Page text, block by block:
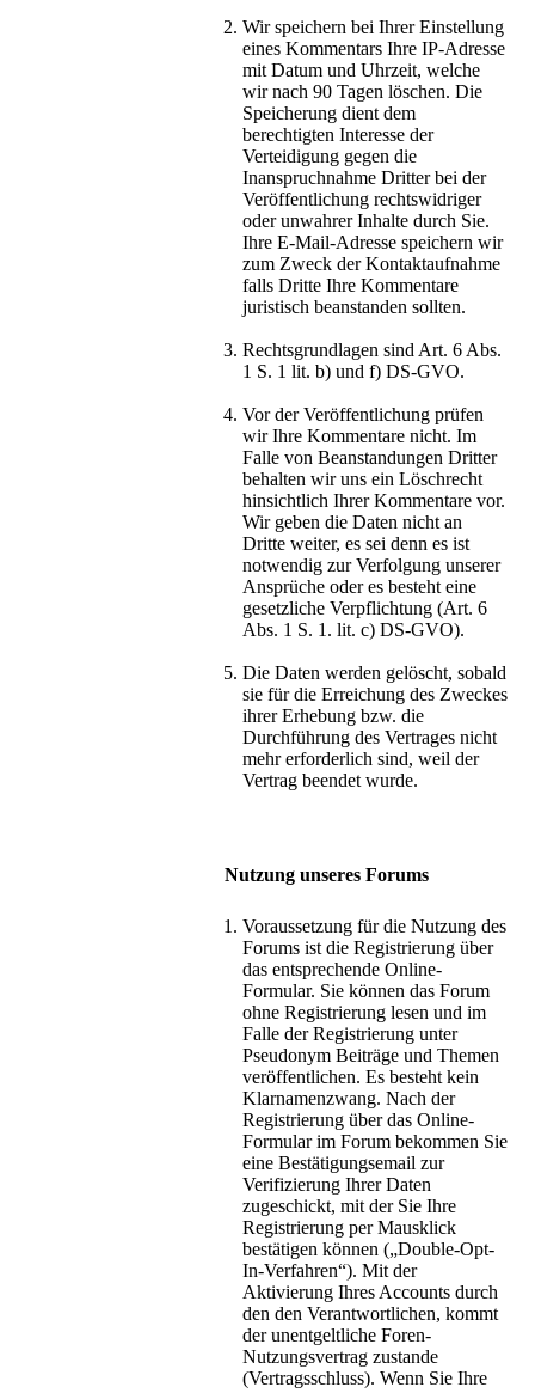
Wir speichern bei Ihrer Einstellung
eines Kommentars Ihre IP-Adresse
mit Datum und Uhrzeit, welche
wir nach 90 Tagen löschen. Die
Speicherung dient dem
berechtigten Interesse der
Verteidigung gegen die
Inanspruchnahme Dritter bei der
Veröffentlichung rechtswidriger
oder unwahrer Inhalte durch Sie.
Ihre E-Mail-Adresse speichern wir
zum Zweck der Kontaktaufnahme
falls Dritte Ihre Kommentare
juristisch beanstanden sollten.
Rechtsgrundlagen sind Art. 6 Abs.
1 S. 1 lit. b) und f) DS-GVO.
Vor der Veröffentlichung prüfen
wir Ihre Kommentare nicht. Im
Falle von Beanstandungen Dritter
behalten wir uns ein Löschrecht
hinsichtlich Ihrer Kommentare vor.
Wir geben die Daten nicht an
Dritte weiter, es sei denn es ist
notwendig zur Verfolgung unserer
Ansprüche oder es besteht eine
gesetzliche Verpflichtung (Art. 6
Abs. 1 S. 1. lit. c) DS-GVO).
Die Daten werden gelöscht, sobald
sie für die Erreichung des Zweckes
ihrer Erhebung bzw. die
Durchführung des Vertrages nicht
mehr erforderlich sind, weil der
Vertrag beendet wurde.
Nutzung unseres Forums
Voraussetzung für die Nutzung des
Forums ist die Registrierung über
das entsprechende Online-
Formular. Sie können das Forum
ohne Registrierung lesen und im
Falle der Registrierung unter
Pseudonym Beiträge und Themen
veröffentlichen. Es besteht kein
Klarnamenzwang. Nach der
Registrierung über das Online-
Formular im Forum bekommen Sie
eine Bestätigungsemail zur
Verifizierung Ihrer Daten
zugeschickt, mit der Sie Ihre
Registrierung per Mausklick
bestätigen können („Double-Opt-
In-Verfahren“). Mit der
Aktivierung Ihres Accounts durch
den den Verantwortlichen, kommt
der unentgeltliche Foren-
Nutzungsvertrag zustande
(Vertragsschluss). Wenn Sie Ihre